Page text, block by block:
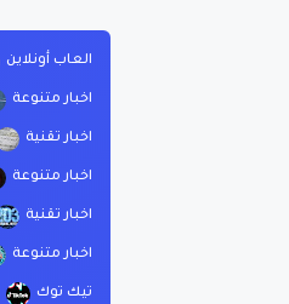
العاب أونلاين
اخبار متنوعة
اخبار تقنية
اخبار متنوعة
اخبار تقنية
اخبار متنوعة
تيك توك